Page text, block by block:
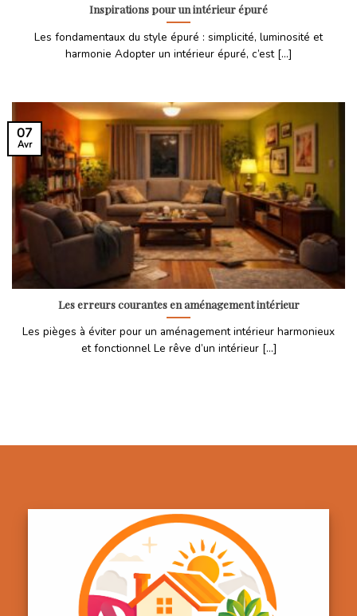
Inspirations pour un intérieur épuré
Les fondamentaux du style épuré : simplicité, luminosité et
harmonie Adopter un intérieur épuré, c’est [...]
Les erreurs courantes en aménagement intérieur
Les pièges à éviter pour un aménagement intérieur harmonieux
et fonctionnel Le rêve d’un intérieur [...]
07
Avr